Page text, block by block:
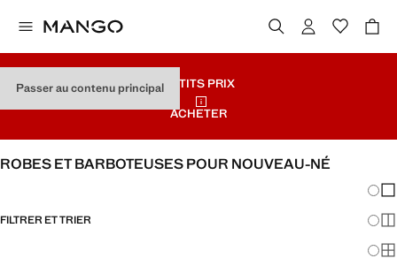
Passer au contenu principalPETITS PRIX
ACHETER
ROBES ET BARBOTEUSES POUR NOUVEAU-NÉ
FILTRER ET TRIER